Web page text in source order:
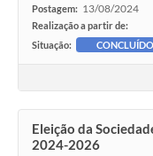
Postagem: 13/08/2024
Realização a partir de:
Situação:
CONCLUÍDO
Eleição da
2024-2026